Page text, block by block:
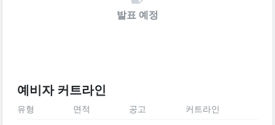
발표 예정
예비자 커트라인
유형 면적 공고 커트라인